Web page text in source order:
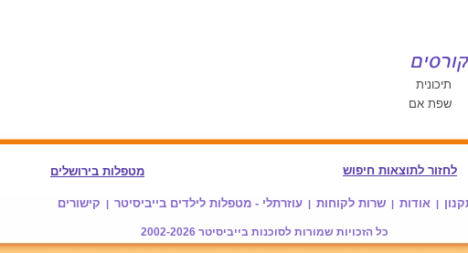
תיכונית
שפת אם
לחזור לתוצאות חיפוש מטפלות בירושלים
| אודות | שרות לקוחות | עוזרתלי - מטפלות לילדים בייביסיטר | קישורים
כל הזכויות שמורות לסוכנותבייביסיטר 2002-2026